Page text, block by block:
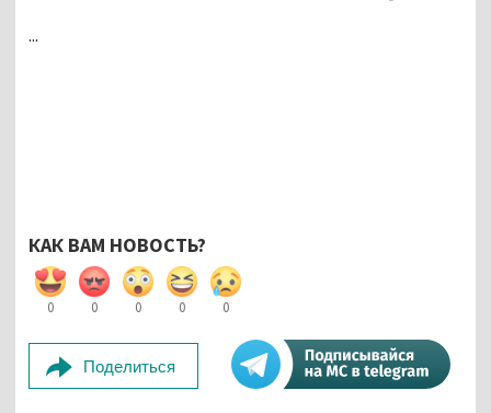
...
КАК ВАМ НОВОСТЬ?
0 0 0 0 0
Поделиться